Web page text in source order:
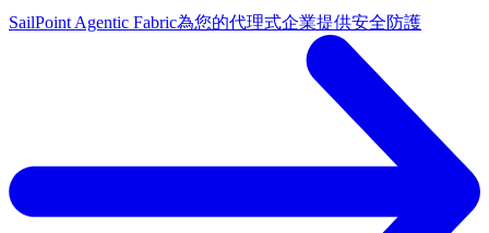
SailPoint Agentic Fabric為您的代理式企業提供安全防護